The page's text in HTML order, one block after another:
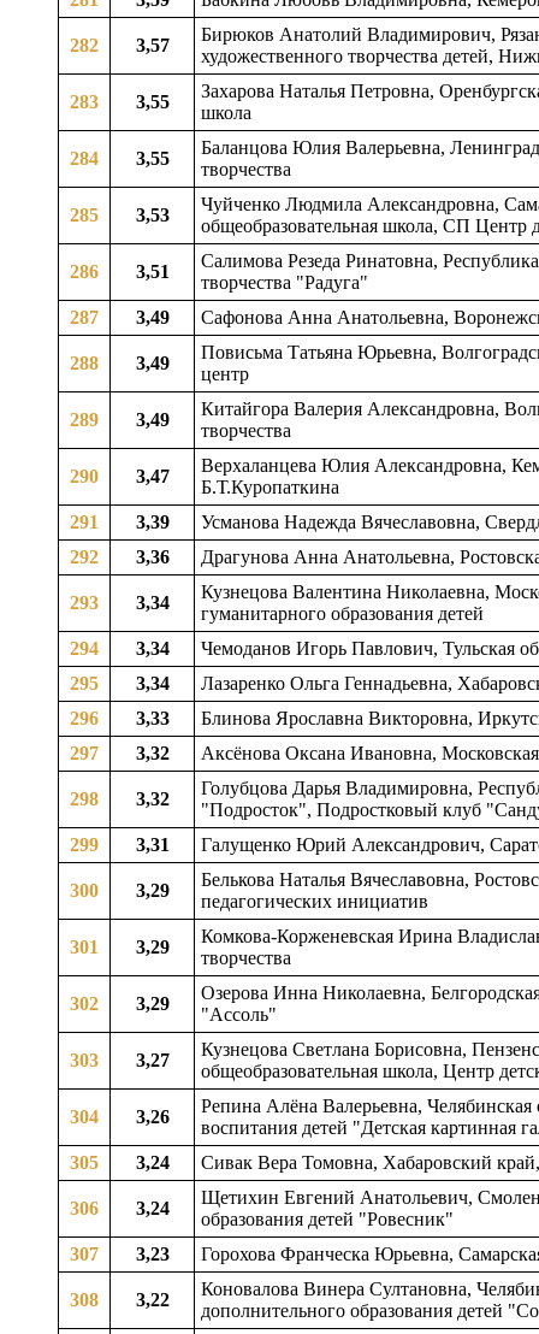
282 3,57
Бирюков Анатолий Владимирович,
художественного творчества детей,
283 3,55
Захарова Наталья Петровна,
школа
284 3,55
Баланцова Юлия Валерьевна,
творчества
285 3,53
Чуйченко Людмила Александровна,
общеобразовательная школа, СП Центр
286 3,51
Салимова Резеда Ринатовна,
творчества "Радуга"
287
3,49 Сафонова Анна Анатольевна,
288 3,49
Повисьма Татьяна Юрьевна,
центр
289 3,49
Китайгора Валерия Александровна,
творчества
290 3,47
Верхаланцева Юлия Александровна,
Б.Т.Куропаткина
291
3,39
Усманова Надежда Вячеславовна,
292
3,36 Драгунова Анна Анатольевна,
293 3,34
Кузнецова Валентина Николаевна,
гуманитарного образования детей
294
3,34
Чемоданов Игорь Павлович, Тульская
295
3,34
Лазаренко Ольга Геннадьевна,
296
3,33
Блинова Ярославна Викторовна,
297
3,32 Аксёнова Оксана Ивановна,
298 3,32
Голубцова Дарья Владимировна,
"Подросток", Подростковый клуб
299
3,31 Галущенко Юрий Александрович,
300 3,29
Белькова Наталья Вячеславовна,
педагогических инициатив
301 3,29
Комкова-Корженевская Ирина
творчества
302 3,29
Озерова Инна Николаевна,
"Ассоль"
303 3,27
Кузнецова Светлана Борисовна,
общеобразовательная школа, Центр
304 3,26
Репина Алёна Валерьевна,
воспитания детей "Детская картинная
305
3,24 Сивак Вера Томовна, Хабаровский
306 3,24
Щетихин Евгений Анатольевич,
образования детей "Ровесник"
307
3,23 Горохова Франческа Юрьевна,
308 3,22
Коновалова Винера Султановна,
дополнительного образования детей